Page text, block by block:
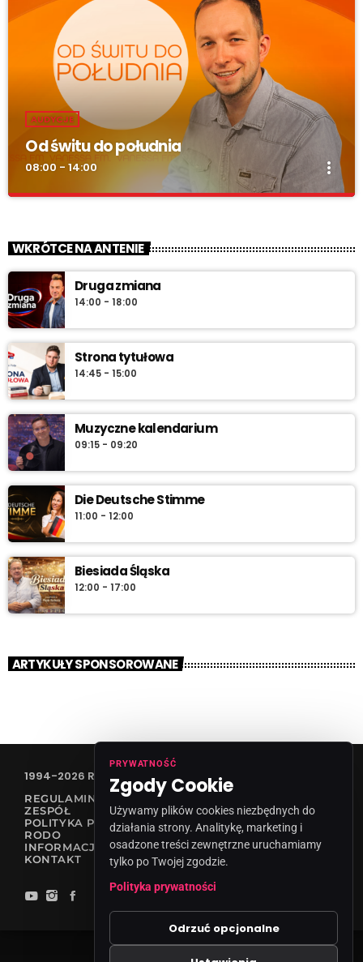
AUDYCJE
Od świtu do południa
08:00 - 14:00 more_vert
„Od świtu do południa” – poranny program Radia Vanessa od
poniedziałku do soboty w godz. 6:00–12:00. Jakub Koniński
serwuje lokalne informacje, pogodę, przegląd wydarzeń i
najlepszą muzykę, która towarzyszy od pierwszych chwil dnia aż
WKRÓTCE NA ANTENIE
Druga zmiana
14:00 - 18:00
Strona tytułowa
14:45 - 15:00
Muzyczne kalendarium
09:15 - 09:20
Die Deutsche Stimme
11:00 - 12:00
Biesiada Śląska
12:00 - 17:00
ARTYKUŁY SPONSOROWANE
1994-2026 RADIO VANESSA SPÓŁKA Z O.O
REGULAMIN KONKURSÓW
ZESPÓŁ
POLITYKA PRYWATNOŚCI
RODO
INFORMACJA O NADAWCY
KONTAKT
PRYWATNOŚĆ
Zgody Cookie
Używamy plików cookies niezbędnych do
działania strony. Analitykę, marketing i
osadzone treści zewnętrzne uruchamiamy
tylko po Twojej zgodzie.
Polityka prywatności
Odrzuć opcjonalne